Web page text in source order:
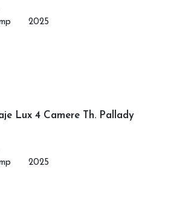
2025
Lux 4 Camere Th. Pallady
2025